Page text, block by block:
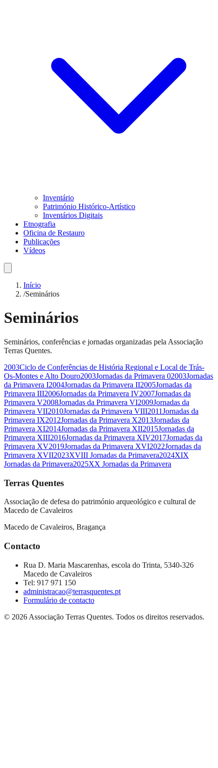
Inventário
Património Histórico-Artístico
Inventários Digitais
Etnografia
Oficina de Restauro
Publicações
Vídeos
Início
/Seminários
Seminários
Seminários, conferências e jornadas organizadas pela Associação
Terras Quentes.
2003Ciclo de Conferências de História Regional e Local de Trás-
Os-Montes e Alto Douro2003Jornadas da Primavera 02003Jornadas
da Primavera I2004Jornadas da Primavera II2005Jornadas da
Primavera III2006Jornadas da Primavera IV2007Jornadas da
Primavera V2008Jornadas da Primavera VI2009Jornadas da
Primavera VII2010Jornadas da Primavera VIII2011Jornadas da
Primavera IX2012Jornadas da Primavera X2013Jornadas da
Primavera XI2014Jornadas da Primavera XII2015Jornadas da
Primavera XIII2016Jornadas da Primavera XIV2017Jornadas da
Primavera XV2019Jornadas da Primavera XVI2022Jornadas da
Primavera XVII2023XVIII Jornadas da Primavera2024XIX
Jornadas da Primavera2025XX Jornadas da Primavera
Terras Quentes
Associação de defesa do património arqueológico e cultural de
Macedo de Cavaleiros
Macedo de Cavaleiros, Bragança
Contacto
Rua D. Maria Mascarenhas, escola do Trinta, 5340-326
Macedo de Cavaleiros
Tel: 917 971 150
administracao@terrasquentes.pt
Formulário de contacto
© 2026 Associação Terras Quentes. Todos os direitos reservados.